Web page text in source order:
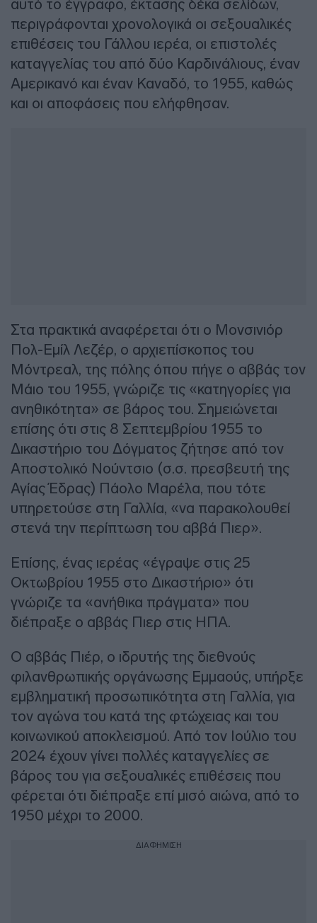
αυτό το έγγραφο, έκτασης δέκα σελίδων,
περιγράφονται χρονολογικά οι σεξουαλικές
επιθέσεις του Γάλλου ιερέα, οι επιστολές
καταγγελίας του από δύο Καρδινάλιους, έναν
Αμερικανό και έναν Καναδό, το 1955, καθώς
και οι αποφάσεις που ελήφθησαν.
Στα πρακτικά αναφέρεται ότι ο Μονσινιόρ
Πολ-Εμίλ Λεζέρ, ο αρχιεπίσκοπος του
Μόντρεαλ, της πόλης όπου πήγε ο αββάς τον
Μάιο του 1955, γνώριζε τις «κατηγορίες για
ανηθικότητα» σε βάρος του. Σημειώνεται
επίσης ότι στις 8 Σεπτεμβρίου 1955 το
Δικαστήριο του Δόγματος ζήτησε από τον
Αποστολικό Νούντσιο (σ.σ. πρεσβευτή της
Αγίας Έδρας) Πάολο Μαρέλα, που τότε
υπηρετούσε στη Γαλλία, «να παρακολουθεί
στενά την περίπτωση του αββά Πιερ».
Επίσης, ένας ιερέας «έγραψε στις 25
Οκτωβρίου 1955 στο Δικαστήριο» ότι
γνώριζε τα «ανήθικα πράγματα» που
διέπραξε ο αββάς Πιερ στις ΗΠΑ.
Ο αββάς Πιέρ, ο ιδρυτής της διεθνούς
φιλανθρωπικής οργάνωσης Εμμαούς, υπήρξε
εμβληματική προσωπικότητα στη Γαλλία, για
τον αγώνα του κατά της φτώχειας και του
κοινωνικού αποκλεισμού. Από τον Ιούλιο του
2024 έχουν γίνει πολλές καταγγελίες σε
βάρος του για σεξουαλικές επιθέσεις που
φέρεται ότι διέπραξε επί μισό αιώνα, από το
1950 μέχρι το 2000.
ΔΙΑΦΗΜΙΣΗ